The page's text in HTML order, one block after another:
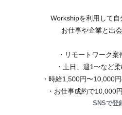
Workshipを利用して自
お仕事や企業と出
・リモートワーク
・土日、週1〜など
・時給1,500円〜10,000
・お仕事成約で10,000
SNSで登